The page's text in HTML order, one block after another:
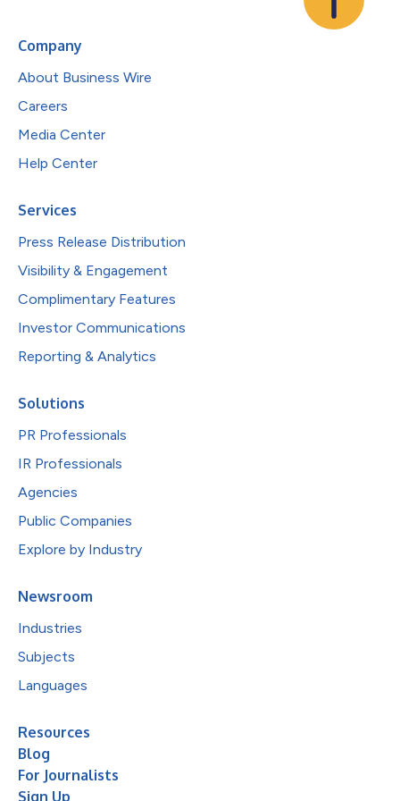
Company
About Business Wire
Careers
Media Center
Help Center
Services
Press Release Distribution
Visibility & Engagement
Complimentary Features
Investor Communications
Reporting & Analytics
Solutions
PR Professionals
IR Professionals
Agencies
Public Companies
Explore by Industry
Newsroom
Industries
Subjects
Languages
Resources
Blog
For Journalists
Sign Up